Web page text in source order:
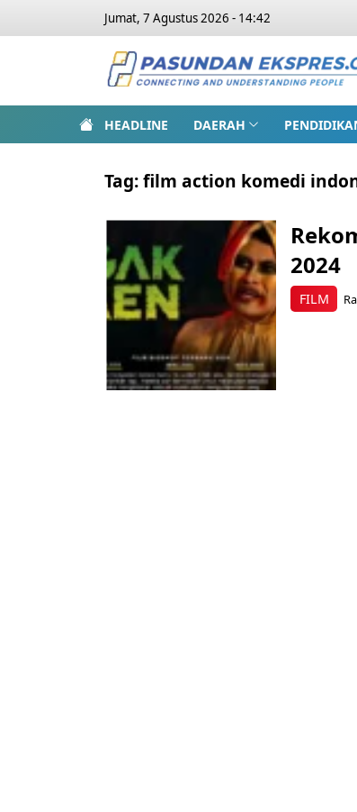
Jumat, 7 Agustus 2026 - 14:42
HEADLINE DAERAH
Tag:film action komedi
FILM
2024